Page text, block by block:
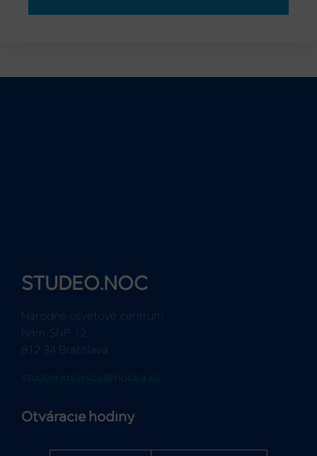
STUDEO.NOC
Národné osvetové centrum
Nám. SNP 12
812 34 Bratislava
studeo.kniznica@nocka.sk
Otváracie hodiny